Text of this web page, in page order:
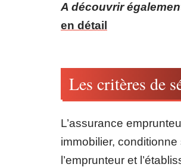
A découvrir
en détail
Les critères de
L’assurance
immobilier,
l’emprunteur et